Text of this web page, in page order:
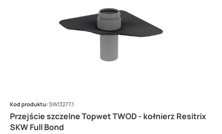
Przejście szczelne Topwet TWOD - kołnierz Resitrix
SKW Full Bond
Kod produktu: SW13277.1